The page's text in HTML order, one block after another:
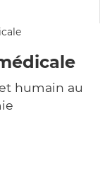
humain au